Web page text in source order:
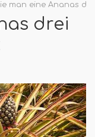
man eine Ananas
drei